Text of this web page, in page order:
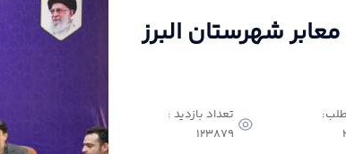
شهرستان البرز
تعداد بازدید :
123879